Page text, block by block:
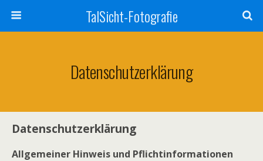
TalSicht-Fotografie
Datenschutzerklärung
Datenschutzerklärung
Allgemeiner Hinweis und Pflichtinformationen